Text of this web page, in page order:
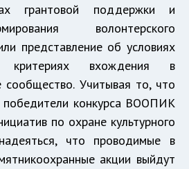
грантовой поддержки и
волонтерского
представление об условиях
вхождения в
сообщество. Учитывая то, что
победители конкурса ВООПИК
по охране культурного
что проводимые в
акции выйдут